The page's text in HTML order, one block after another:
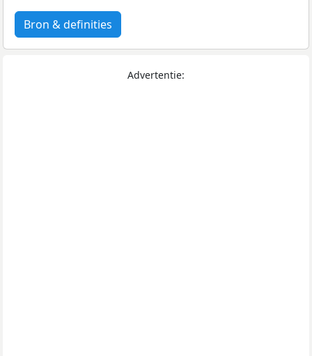
Bron & definities
Advertentie: